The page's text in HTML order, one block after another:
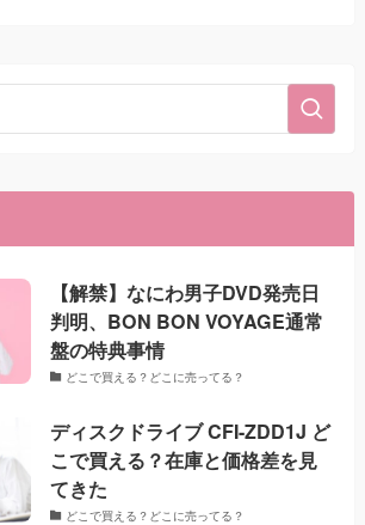
【解禁】なにわ男子DVD発売日
判明、BON BON VOYAGE通常
盤の特典事情
どこで買える？どこに売ってる？
ディスクドライブ CFI-ZDD1J ど
こで買える？在庫と価格差を見
てきた
どこで買える？どこに売ってる？